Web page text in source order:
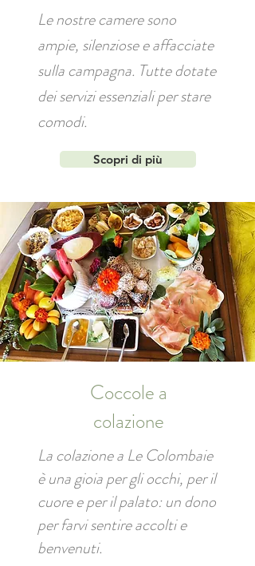
Le nostre camere sono
ampie, silenziose e affacciate
sulla campagna. Tutte dotate
dei servizi essenziali per stare
comodi.
Scopri di più
Coccole a
colazione
La colazione a Le Colombaie
è una gioia per gli occhi, per il
cuore e per il palato: un dono
per farvi sentire accolti e
benvenuti.